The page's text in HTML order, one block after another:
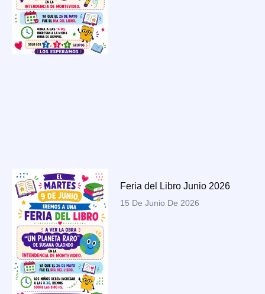
Feria del Libro Junio 2026
15 De Junio De 2026